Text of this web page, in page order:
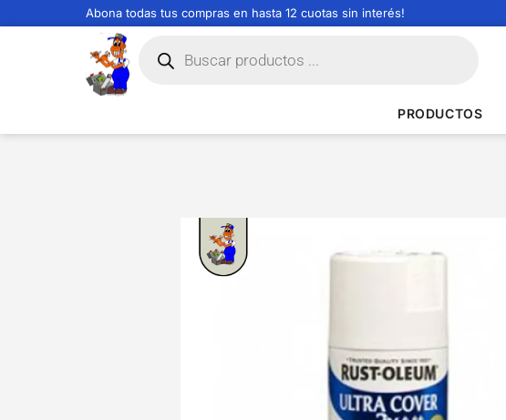
Abona todas tus compras en hasta 12 cuotas sin interés!
PRODUCTOS